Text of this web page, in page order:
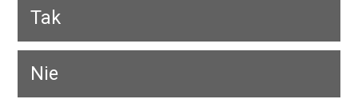
Tak
Nie